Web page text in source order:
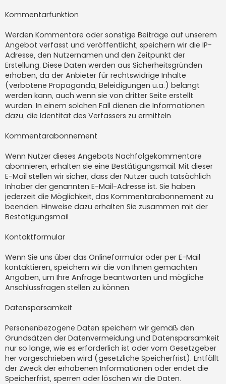
Kommentarfunktion
Werden Kommentare oder sonstige Beiträge auf unserem
Angebot verfasst und veröffentlicht, speichern wir die IP-
Adresse, den Nutzernamen und den Zeitpunkt der
Erstellung. Diese Daten werden aus Sicherheitsgründen
erhoben, da der Anbieter für rechtswidrige Inhalte
(verbotene Propaganda, Beleidigungen u.a.) belangt
werden kann, auch wenn sie von dritter Seite erstellt
wurden. In einem solchen Fall dienen die Informationen
dazu, die Identität des Verfassers zu ermitteln.
Kommentarabonnement
Wenn Nutzer dieses Angebots Nachfolgekommentare
abonnieren, erhalten sie eine Bestätigungsmail. Mit dieser
E-Mail stellen wir sicher, dass der Nutzer auch tatsächlich
Inhaber der genannten E-Mail-Adresse ist. Sie haben
jederzeit die Möglichkeit, das Kommentarabonnement zu
beenden. Hinweise dazu erhalten Sie zusammen mit der
Bestätigungsmail.
Kontaktformular
Wenn Sie uns über das Onlineformular oder per E-Mail
kontaktieren, speichern wir die von Ihnen gemachten
Angaben, um Ihre Anfrage beantworten und mögliche
Anschlussfragen stellen zu können.
Datensparsamkeit
Personenbezogene Daten speichern wir gemäß den
Grundsätzen der Datenvermeidung und Datensparsamkeit
nur so lange, wie es erforderlich ist oder vom Gesetzgeber
her vorgeschrieben wird (gesetzliche Speicherfrist). Entfällt
der Zweck der erhobenen Informationen oder endet die
Speicherfrist, sperren oder löschen wir die Daten.